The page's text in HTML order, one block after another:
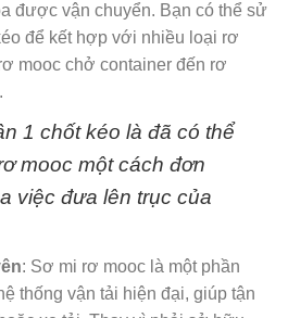
được vận chuyển. Bạn có thể sử
để kết hợp với nhiều loại rơ
mooc chở container đến rơ
1 chốt kéo là đã có thể
mooc một cách đơn
việc đưa lên trục của
: Sơ mi rơ mooc là một phần
thống vận tải hiện đại, giúp tận